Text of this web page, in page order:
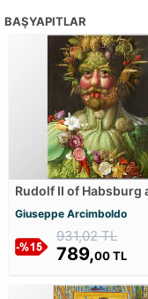
BAŞYAPITLAR
Rudolf II of Habsburg
Vertumnus Kanvas
Giuseppe Arcimboldo
931,02 TL
789,00 TL